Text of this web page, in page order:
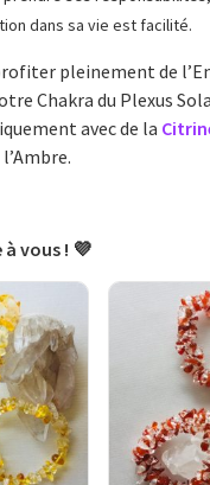
dans sa vie est facilité.
pleinement de
Chakra du Plexus
avec de la
à vous ! 💜